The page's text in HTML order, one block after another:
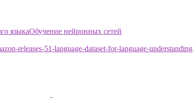
языкаОбучение нейронных сетей
releases-51-language-dataset-for-language-understanding